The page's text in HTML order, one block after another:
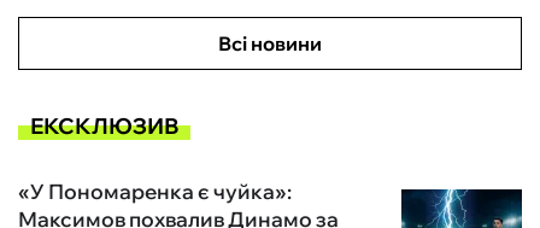
Всі новини
ЕКСКЛЮЗИВ
«У Пономаренка є чуйка»:
Максимов похвалив Динамо за